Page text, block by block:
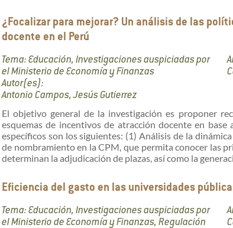
¿Focalizar para mejorar? Un análisis de las
docente en el Perú
Tema: Educación, Investigaciones auspiciadas por
el Ministerio de Economía y Finanzas
Autor(es):
Antonio Campos, Jesús Gutierrez
El objetivo general de la investigación es proponer
esquemas de incentivos de atracción docente en
específicos son los siguientes: (1) Análisis de la
de nombramiento en la CPM, que permita conocer las
determinan la adjudicación de plazas, así como la
Eficiencia del gasto en las universidades
Tema: Educación, Investigaciones auspiciadas por
el Ministerio de Economía y Finanzas, Regulación